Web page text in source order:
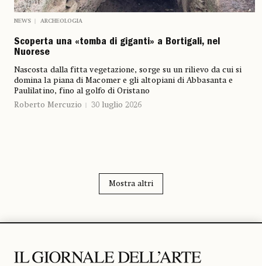
NEWS ARCHEOLOGIA
Scoperta una «tomba di giganti» a Bortigali, nel
Nuorese
Nascosta dalla fitta vegetazione, sorge su un rilievo da cui si
domina la piana di Macomer e gli altopiani di Abbasanta e
Paulilatino, fino al golfo di Oristano
Roberto Mercuzio
30 luglio 2026
Mostra altri